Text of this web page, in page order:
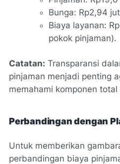
Bunga: Rp2,94
Biaya layanan:
pokok pinjaman).
Catatan: Transparansi
pinjaman menjadi penting
memahami komponen
Perbandingan dengan
Untuk memberikan
perbandingan biaya